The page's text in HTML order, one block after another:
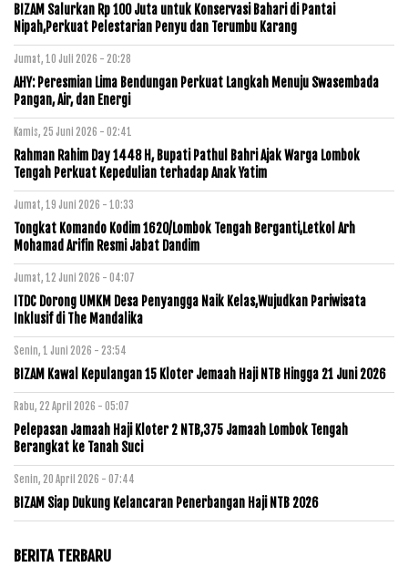
BIZAM Salurkan Rp 100 Juta untuk Konservasi Bahari di Pantai
Nipah,Perkuat Pelestarian Penyu dan Terumbu Karang
Jumat, 10 Juli 2026 - 20:28
AHY: Peresmian Lima Bendungan Perkuat Langkah Menuju Swasembada
Pangan, Air, dan Energi
Kamis, 25 Juni 2026 - 02:41
Rahman Rahim Day 1448 H, Bupati Pathul Bahri Ajak Warga Lombok
Tengah Perkuat Kepedulian terhadap Anak Yatim
Jumat, 19 Juni 2026 - 10:33
Tongkat Komando Kodim 1620/Lombok Tengah Berganti,Letkol Arh
Mohamad Arifin Resmi Jabat Dandim
Jumat, 12 Juni 2026 - 04:07
ITDC Dorong UMKM Desa Penyangga Naik Kelas,Wujudkan Pariwisata
Inklusif di The Mandalika
Senin, 1 Juni 2026 - 23:54
BIZAM Kawal Kepulangan 15 Kloter Jemaah Haji NTB Hingga 21 Juni 2026
Rabu, 22 April 2026 - 05:07
Pelepasan Jamaah Haji Kloter 2 NTB,375 Jamaah Lombok Tengah
Berangkat ke Tanah Suci
Senin, 20 April 2026 - 07:44
BIZAM Siap Dukung Kelancaran Penerbangan Haji NTB 2026
BERITA TERBARU